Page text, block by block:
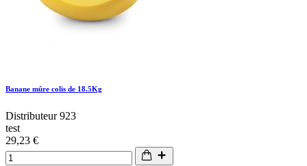
Banane mûre colis de 18.5Kg
Distributeur 923
test
29,23 €